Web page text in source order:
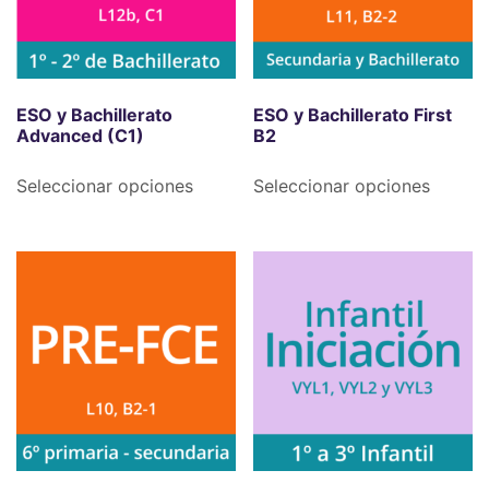
ESO y Bachillerato
Advanced (C1)
Seleccionar opciones
ESO y Bachillerato First
B2
Seleccionar opciones